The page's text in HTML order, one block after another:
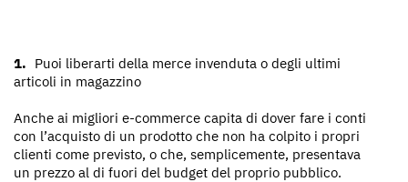
Puoi liberarti della merce invenduta o degli ultimi
articoli in magazzino
Anche ai migliori e-commerce capita di dover fare i conti
con l’acquisto di un prodotto che non ha colpito i propri
clienti come previsto, o che, semplicemente, presentava
un prezzo al di fuori del budget del proprio pubblico.